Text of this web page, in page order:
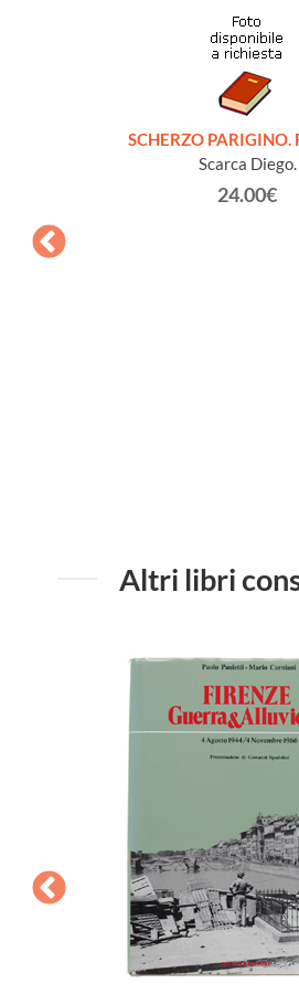
SCHERZO PARIGINO.
Scarca Diego.
24.00€
Altri libri